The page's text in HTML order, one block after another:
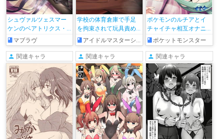
シュヴァルツェスマー
ケンのベアトリクス・
ブレーメがBETA兵士級
とセックス
マブラヴ
学校の体育倉庫で手足
を拘束されて玩具責め
される約束ペタル特訓
前大崎甘奈
アイドルマスターシャイニーカラーズ
ポケモンのルチアとイ
チャイチャ相互オナニ
ーする絵
ポケットモンスター
関連キャラ 関連キャラ 関連キャラ